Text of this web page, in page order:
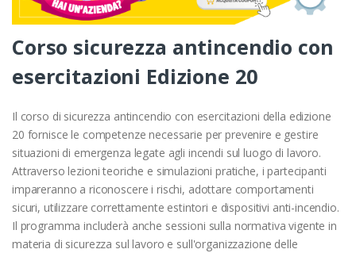
Corso sicurezza antincendio con
esercitazioni Edizione 20
Il corso di sicurezza antincendio con esercitazioni della edizione
20 fornisce le competenze necessarie per prevenire e gestire
situazioni di emergenza legate agli incendi sul luogo di lavoro.
Attraverso lezioni teoriche e simulazioni pratiche, i partecipanti
impareranno a riconoscere i rischi, adottare comportamenti
sicuri, utilizzare correttamente estintori e dispositivi anti-incendio.
Il programma includerà anche sessioni sulla normativa vigente in
materia di sicurezza sul lavoro e sull'organizzazione delle